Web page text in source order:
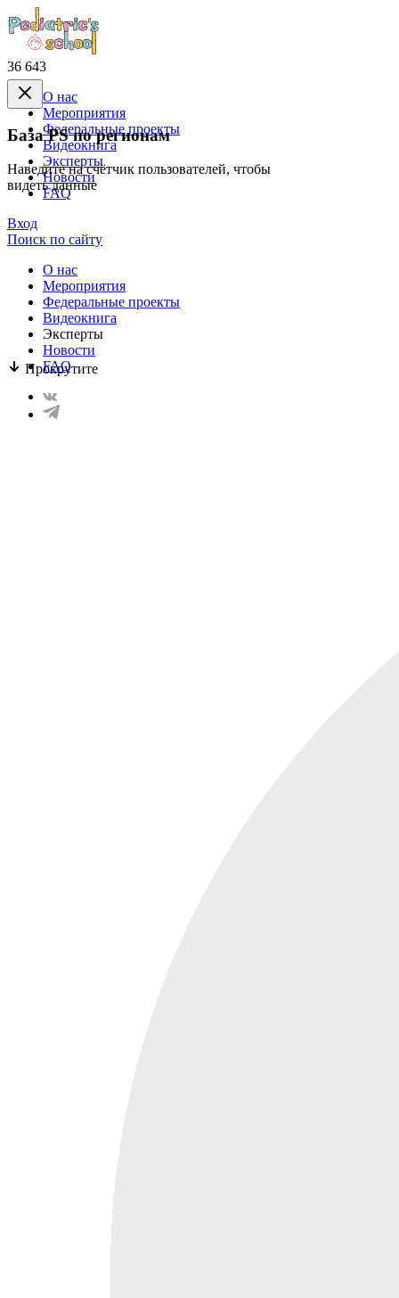
36 643
База PS по регионам
Наведите на счётчик пользователей, чтобы
видеть данные
Прокрутите
О нас
Mероприятия
Федеральные проекты
Видеокнига
Эксперты
Новости
FAQ
Вход
Поиск по сайту
О нас
Mероприятия
Федеральные проекты
Видеокнига
Эксперты
Новости
FAQ